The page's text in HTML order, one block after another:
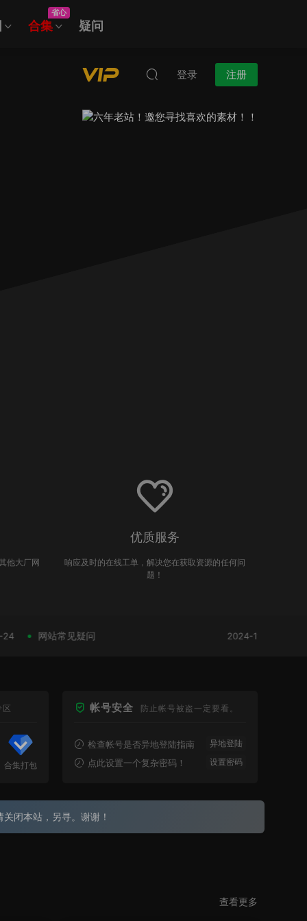
合集
省心
疑问
登录 注册
他大厂网
优质服务
响应及时的在线工单，解决您在获取资源的任何问
题！
网站常见疑问 2024-11-24
合集打包
帐号安全 防止帐号被盗一定要看。
检查帐号是否异地登陆指南 异地登陆
点此设置一个复杂密码！ 设置密码
闭本站，另寻。谢谢！
查看更多